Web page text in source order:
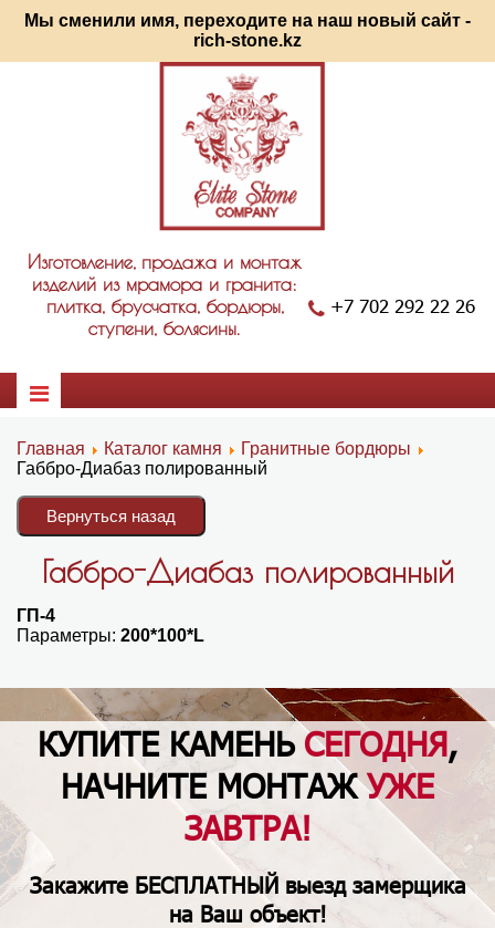
Мы сменили имя, переходите на наш новый сайт -
rich-stone.kz
Изготовление, продажа и монтаж
изделий из мрамора и гранита:
плитка, брусчатка, бордюры,
ступени, болясины.
+7 702 292 22 26
Главная Каталог камня
Гранитные бордюры
Габбро-Диабаз полированный
Габбро-Диабаз полированный
ГП-4
Параметры: 200*100*L
КУПИТЕ КАМЕНЬСЕГОДНЯ,
НАЧНИТЕ МОНТАЖУЖЕ
ЗАВТРА!
Закажите БЕСПЛАТНЫЙвыезд замерщика
на Ваш объект!